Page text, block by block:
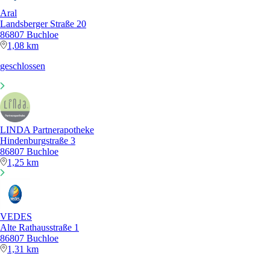
Aral
Landsberger Straße 20
86807 Buchloe
1,08 km
geschlossen
LINDA Partnerapotheke
Hindenburgstraße 3
86807 Buchloe
1,25 km
VEDES
Alte Rathausstraße 1
86807 Buchloe
1,31 km